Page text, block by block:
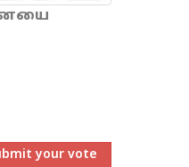
your vote